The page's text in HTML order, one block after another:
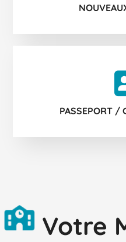
PASSEPORT /
Votre